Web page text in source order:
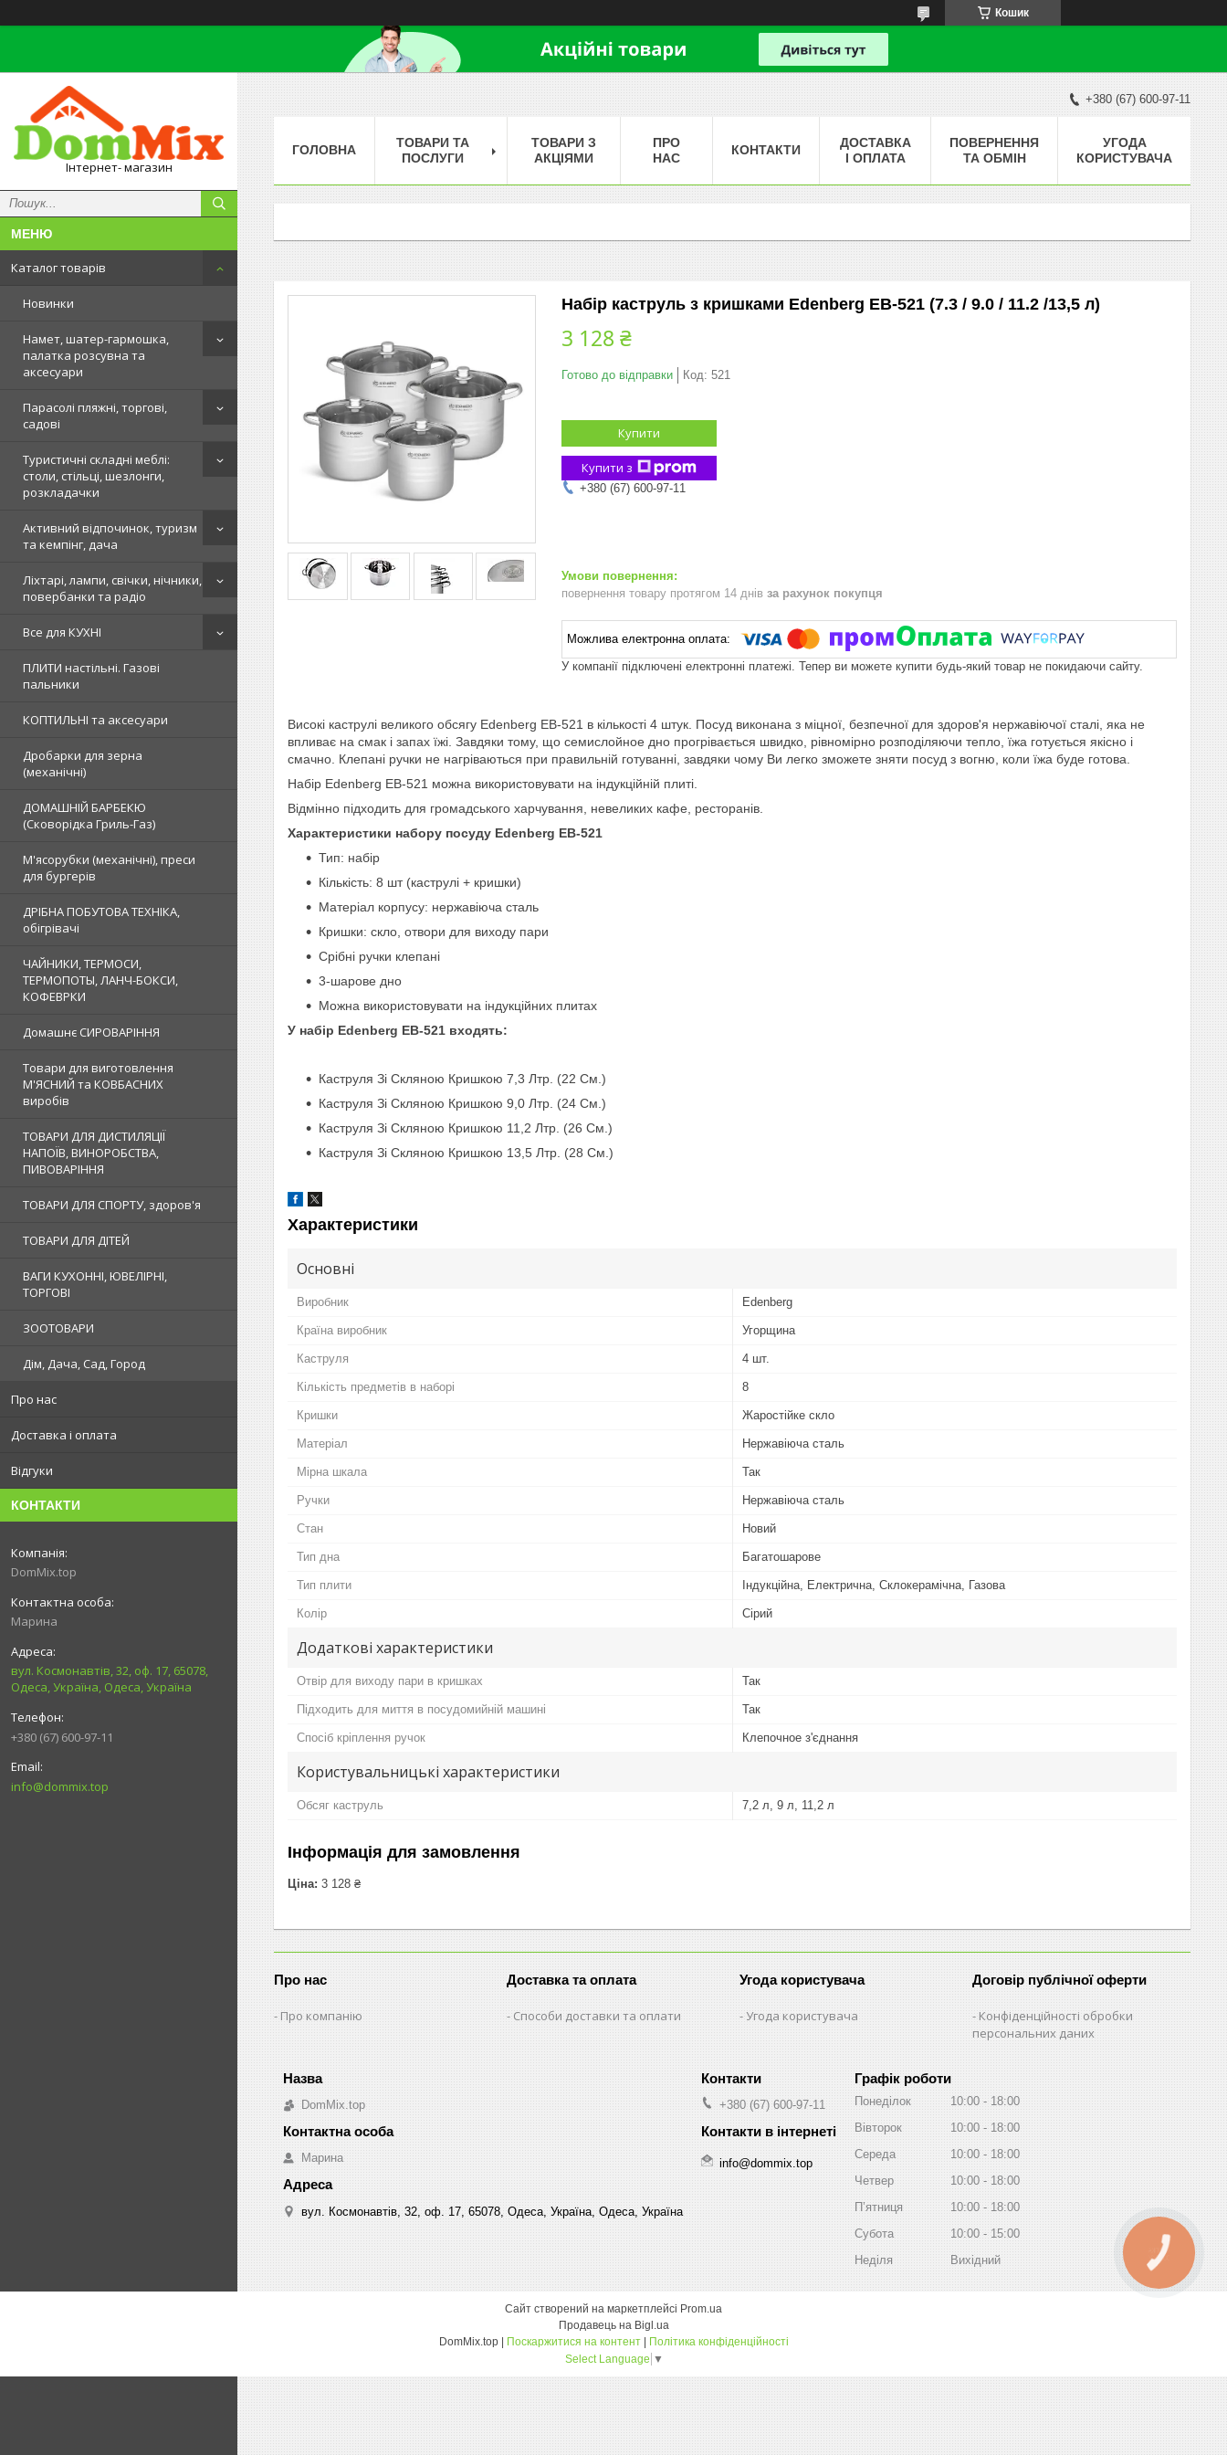
Кошик
Інтернет- магазин
Каталог товарів
Новинки
Намет, шатер-гармошка,
палатка розсувна та
аксесуари
Парасолі пляжні, торгові,
садові
Туристичні складні меблі:
столи, стільці, шезлонги,
розкладачки
Активний відпочинок, туризм
та кемпінг, дача
Ліхтарі, лампи, свічки, нічники,
повербанки та радіо
Все для КУХНІ
ПЛИТИ настільні. Газові
пальники
КОПТИЛЬНІ та аксесуари
Дробарки для зерна
(механічні)
ДОМАШНІЙ БАРБЕКЮ
(Сковорідка Гриль-Газ)
М'ясорубки (механічні), преси
для бургерів
ДРІБНА ПОБУТОВА ТЕХНІКА,
обігрівачі
ЧАЙНИКИ, ТЕРМОСИ,
ТЕРМОПОТЫ, ЛАНЧ-БОКСИ,
КОФЕВРКИ
Домашнє СИРОВАРІННЯ
Товари для виготовлення
М'ЯСНИЙ та КОВБАСНИХ
виробів
ТОВАРИ ДЛЯ ДИСТИЛЯЦІЇ
НАПОЇВ, ВИНОРОБСТВА,
ПИВОВАРІННЯ
ТОВАРИ ДЛЯ СПОРТУ, здоров'я
ТОВАРИ ДЛЯ ДІТЕЙ
ВАГИ КУХОННІ, ЮВЕЛІРНІ,
ТОРГОВІ
ЗООТОВАРИ
Дім, Дача, Сад, Город
Про нас
Доставка і оплата
Відгуки
КОНТАКТИ
DomMix.top
Марина
вул. Космонавтів, 32, оф. 17, 65078,
Одеса, Україна, Одеса, Україна
+380 (67) 600-97-11
info@dommix.top
+380 (67) 600-97-11
ГОЛОВНА
ТОВАРИ ТА
ПОСЛУГИ
ТОВАРИ З
АКЦІЯМИ
ПРО
НАС
КОНТАКТИ
ДОСТАВКА
І ОПЛАТА
ПОВЕРНЕННЯ
ТА ОБМІН
УГОДА
КОРИСТУВАЧА
Набір каструль з кришками Edenberg EB-521 (7.3 / 9.0 / 11.2 /13,5 л)
3 128 ₴
Готово до відправки Код: 521
Купити
Купити з
+380 (67) 600-97-11
повернення товару протягом 14 днів за рахунок покупця
У компанії підключені електронні платежі. Тепер ви можете купити будь-який товар не покидаючи сайту.
Високі каструлі великого обсягу Edenberg EB-521 в кількості 4 штук. Посуд виконана з міцної, безпечної для здоров'я нержавіючої сталі, яка не
впливає на смак і запах їжі. Завдяки тому, що семислойное дно прогрівається швидко, рівномірно розподіляючи тепло, їжа готується якісно і
смачно. Клепані ручки не нагріваються при правильній готуванні, завдяки чому Ви легко зможете зняти посуд з вогню, коли їжа буде готова.
Набір Edenberg EB-521 можна використовувати на індукційній плиті.
Відмінно підходить для громадського харчування, невеликих кафе, ресторанів.
Характеристики набору посуду Edenberg EB-521
Тип: набір
Кількість: 8 шт (каструлі + кришки)
Матеріал корпусу: нержавіюча сталь
Кришки: скло, отвори для виходу пари
Срібні ручки клепані
3-шарове дно
Можна використовувати на індукційних плитах
У набір Edenberg EB-521 входять:
Каструля Зі Скляною Кришкою 7,3 Лтр. (22 См.)
Каструля Зі Скляною Кришкою 9,0 Лтр. (24 См.)
Каструля Зі Скляною Кришкою 11,2 Лтр. (26 См.)
Каструля Зі Скляною Кришкою 13,5 Лтр. (28 См.)
Характеристики
Основні
Виробник Edenberg
Країна виробник Угорщина
Каструля 4 шт.
Кількість предметів в наборі 8
Кришки Жаростійке скло
Матеріал Нержавіюча сталь
Мірна шкала Так
Ручки Нержавіюча сталь
Стан Новий
Тип дна Багатошарове
Тип плити Індукційна, Електрична, Склокерамічна, Газова
Колір Сірий
Додаткові характеристики
Отвір для виходу пари в кришках Так
Підходить для миття в посудомийній машині Так
Спосіб кріплення ручок Клепочное з'єднання
Користувальницькі характеристики
Обсяг каструль 7,2 л, 9 л, 11,2 л
Інформація для замовлення
Ціна: 3 128 ₴
Про нас
Про компанію
Доставка та оплата
Способи доставки та оплати
Угода користувача
Угода користувача
Договір публічної оферти
Конфіденційності обробки
персональних даних
DomMix.top
Марина
вул. Космонавтів, 32, оф. 17, 65078, Одеса, Україна, Одеса, Україна
+380 (67) 600-97-11
info@dommix.top
Графік роботи
Понеділок 10:00
18:00
Вівторок
10:00
18:00
Середа
10:00
18:00
Четвер
10:00
18:00
Пʼятниця
10:00
18:00
Субота
10:00
15:00
Неділя
Вихідний
Сайт створений на маркетплейсі Prom.ua
Продавець на Bigl.ua
Поскаржитися на контент
Політика конфіденційності
Select Language ▼
КНОПКА
ЗВ'ЯЗКУ